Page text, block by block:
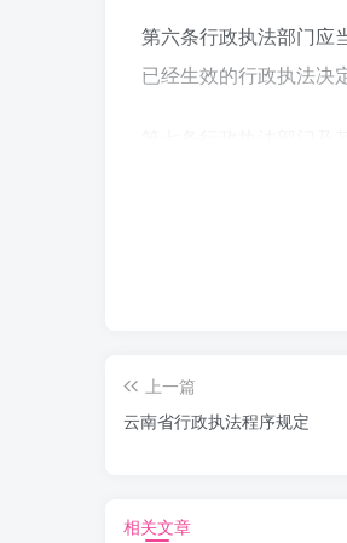
第六条行政执法部门应
已经生效的行政执法决
行政执法部门应当将行
第一节 管辖、协助和回
上一篇
云南省行政执法程序规定
相关文章